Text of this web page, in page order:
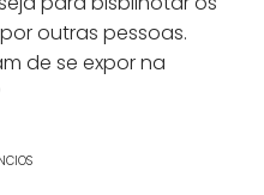
outras pessoas.
de se expor na